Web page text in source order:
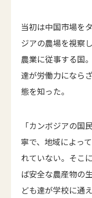
当初は中国市場を
ジアの農場を視察
農業に従事する国
達が労働力になら
態を知った。
「カンボジアの国
寧で、地域によっ
れていない。そこ
ば安全な農産物の
ども達が学校に通